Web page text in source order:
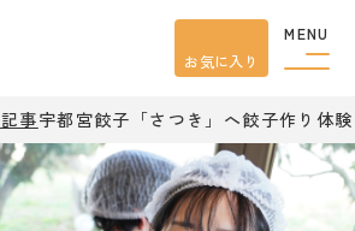
MENU
お気に入り
事宇都宮餃子「さつき」へ餃子作り体
観光案内
特集
餃子
グルメ